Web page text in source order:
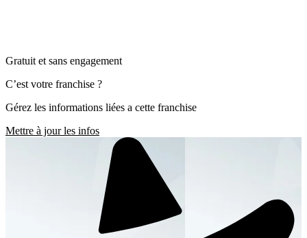
Gratuit et sans engagement
C’est votre franchise ?
Gérez les informations liées a cette franchise
Mettre à jour les infos